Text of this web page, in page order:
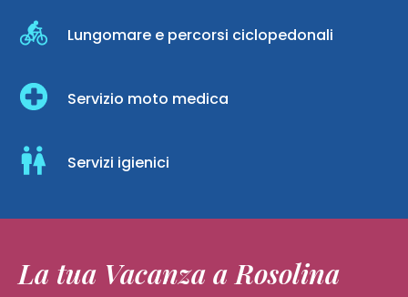
Lungomare e percorsi ciclopedonali
Servizio moto medica
Servizi igienici
La tua Vacanza a Rosolina